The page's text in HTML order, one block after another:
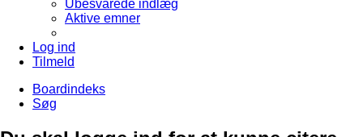
Ubesvarede indlæg
Aktive emner
Log ind
Tilmeld
Boardindeks
Søg